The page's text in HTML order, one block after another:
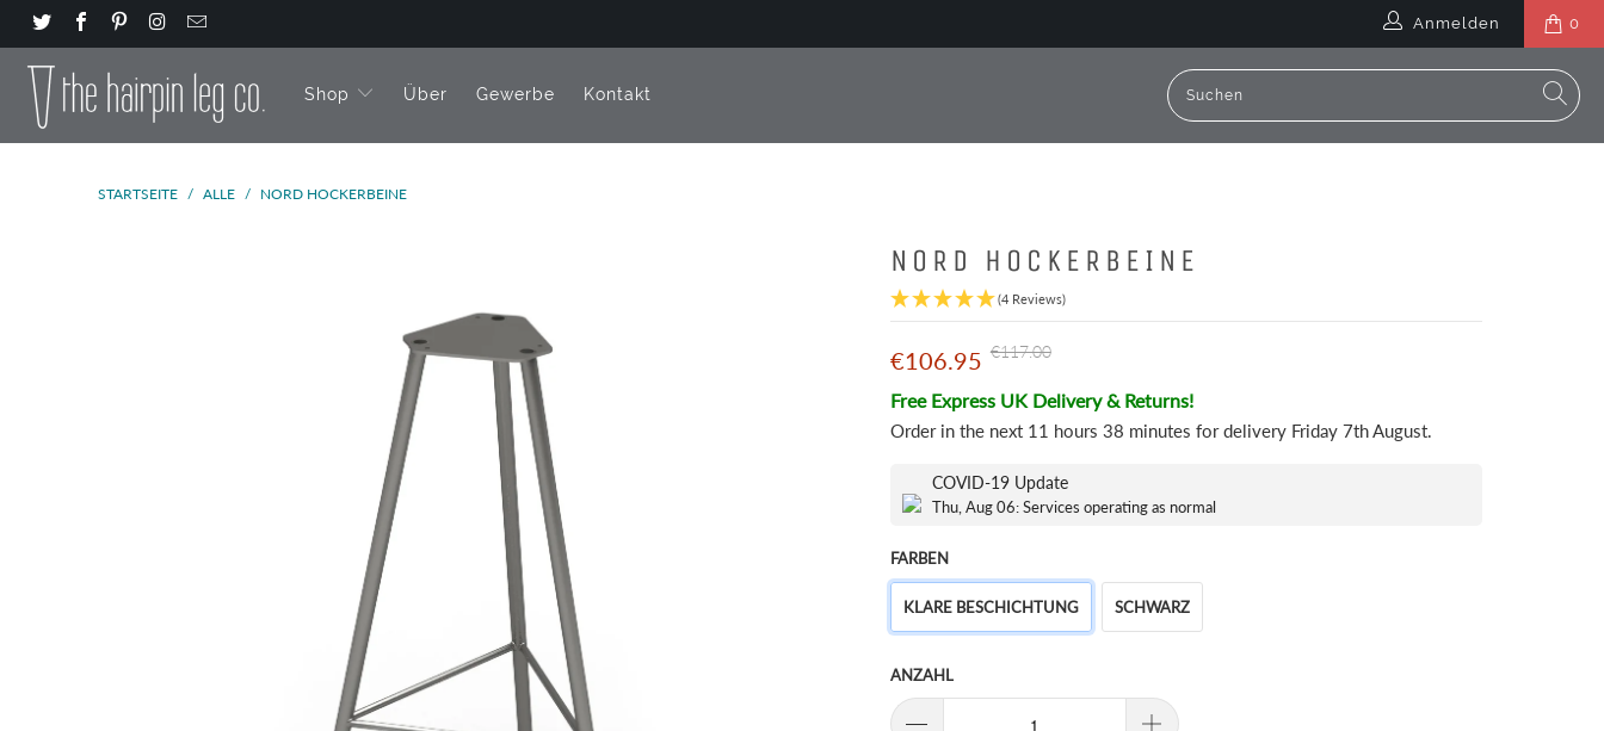
0
Anmelden
Shop Über Gewerbe Kontakt
STARTSEITE / ALLE / NORD HOCKERBEINE
NORD HOCKERBEINE
(4 Reviews)
€106.95 €117.00
Free Express UK Delivery & Returns!
Order in the next 11 hours 38 minutes for delivery Friday 7th August.
COVID-19 Update
Thu, Aug 06: Services operating as normal
FARBEN
KLARE BESCHICHTUNG SCHWARZ
ANZAHL